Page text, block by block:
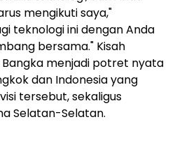
mengikuti saya,"
teknologi ini dengan Anda
bersama." Kisah
menjadi potret nyata
dan Indonesia yang
tersebut, sekaligus
Selatan-Selatan.